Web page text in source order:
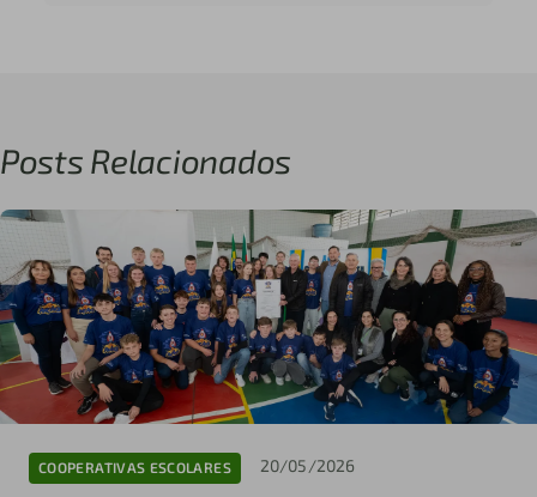
Posts Relacionados
COOPERATIVAS ESCOLARES 20/05/2026